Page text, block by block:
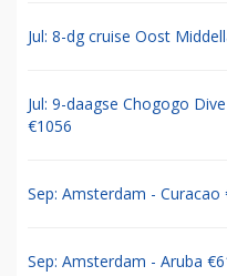
Jul: 8-dg cruise Oost
Jul: 9-daagse Chogogo
€1056
Sep: Amsterdam - Curacao
Sep: Amsterdam - Aruba